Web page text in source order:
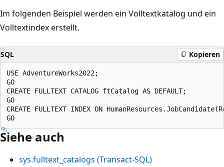
Im folgenden Beispiel werden ein Volltextkatalog und ein
Volltextindex erstellt.
SQL Kopieren
USE AdventureWorks2022;
GO
CREATE FULLTEXT CATALOG ftCatalog AS DEFAULT;
GO
CREATE FULLTEXT INDEX ON
Siehe auch
sys.fulltext_catalogs (Transact-SQL)